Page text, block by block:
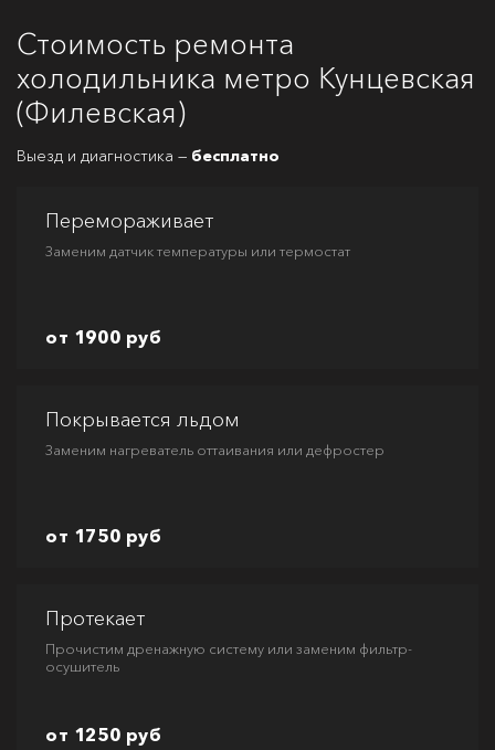
Стоимость ремонта
холодильника метро Кунцевская
(Филевская)
Выезд и диагностика — бесплатно
Перемораживает
Заменим датчик температуры или термостат
от 1900 руб
Покрывается льдом
Заменим нагреватель оттаивания или дефростер
от 1750 руб
Протекает
Прочистим дренажную систему или заменим фильтр-
осушитель
от 1250 руб